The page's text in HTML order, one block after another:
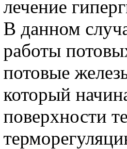
лечение
В данном
работы
потовые
который
поверхности